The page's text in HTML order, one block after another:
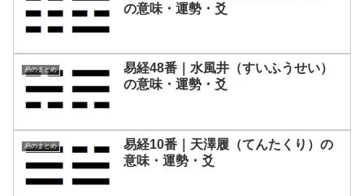
の意味・運勢・爻
易のまとめ
易経48番｜水風井（すいふうせい）
の意味・運勢・爻
易のまとめ
易経10番｜天澤履（てんたくり）の
意味・運勢・爻